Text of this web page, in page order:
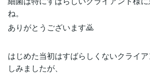
ね。
ありがとうございます🙇
はじめた当初はすばらしくないクライ
しみましたが、